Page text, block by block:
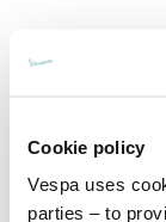
Cookie policy
Vespa uses
parties – to